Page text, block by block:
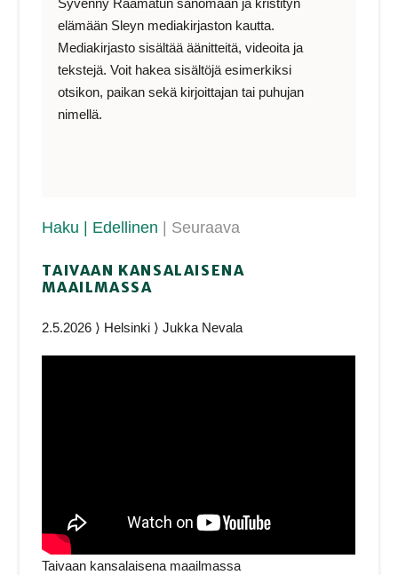
Syvenny Raamatun sanomaan ja kristityn
elämään Sleyn mediakirjaston kautta.
Mediakirjasto sisältää äänitteitä, videoita ja
tekstejä. Voit hakea sisältöjä esimerkiksi
otsikon, paikan sekä kirjoittajan tai puhujan
nimellä.
Haku | Edellinen | Seuraava
TAIVAAN KANSALAISENA
MAAILMASSA
2.5.2026 ⟩ Helsinki ⟩ Jukka Nevala
Taivaan kansalaisena maailmassa